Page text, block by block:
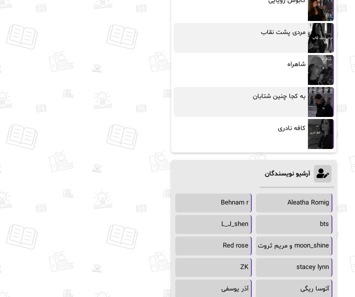
مردی پشت نقاب
شاهراه
به کجا چنین شتابان
کافه نادری
آرشیو نویسندگان
Aleatha Romig
Behnam r
bts
L_J_shen
moon_shine و مریم ثروت Red rose
stacey lynn
ZK
آتوسا ریگی آذر یوسفی